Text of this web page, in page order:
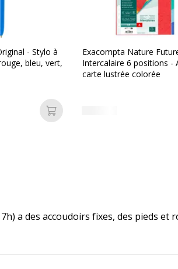
- Stylo à
bleu, vert,
Ajouter au panier
Exacompta Nature
Intercalaire 6 positions -
carte lustrée colorée
a des accoudoirs fixes, des pieds et